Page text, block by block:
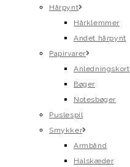
Hårpynt
Hårklemmer
Andet hårpynt
Papirvarer
Anledningskort
Bøger
Notesbøger
Puslespil
Smykker
Armbånd
Halskæder